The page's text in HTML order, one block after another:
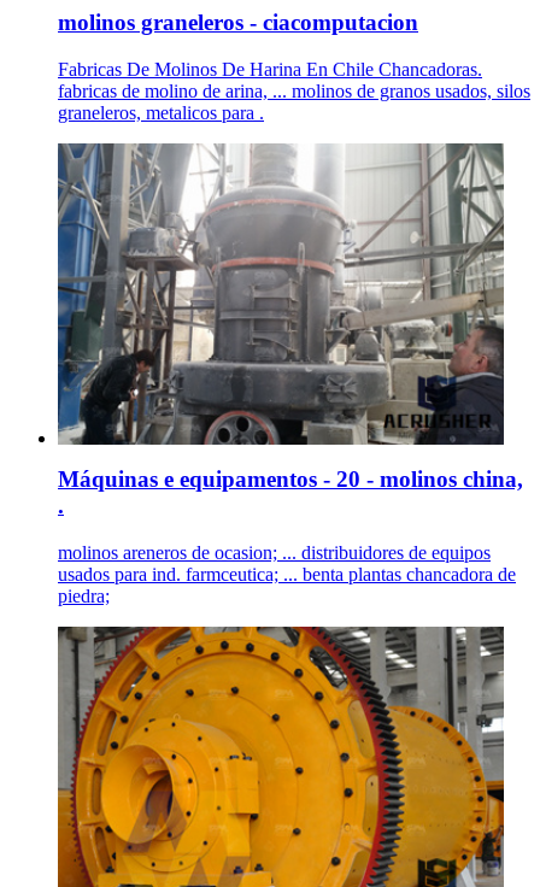
molinos graneleros - ciacomputacion
Fabricas De Molinos De Harina En Chile Chancadoras.
fabricas de molino de arina, ... molinos de granos usados, silos
graneleros, metalicos para .
Máquinas e equipamentos - 20 - molinos china,
.
molinos areneros de ocasion; ... distribuidores de equipos
usados para ind. farmceutica; ... benta plantas chancadora de
piedra;